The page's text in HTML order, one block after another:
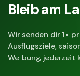
Bleib am
Wir senden dir 1×
Ausflugsziele,
Werbung, jederzeit